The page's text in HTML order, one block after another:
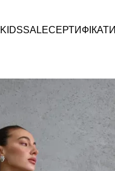
KIDSSALEСЕРТИФІКАТИ